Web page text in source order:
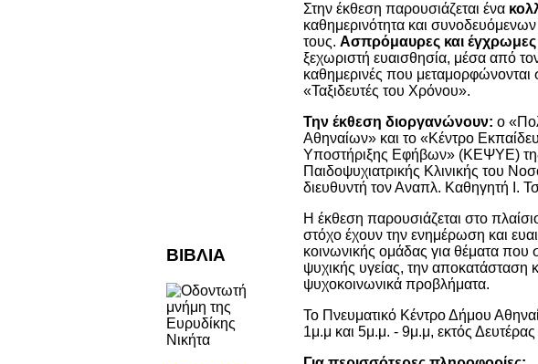
ΒΙΒΛΙΑ
Στην έκθεση παρουσιάζεται ένα
καθημερινότητα και
τους. Ασπρόμαυρες και
ξεχωριστή ευαισθησία, μέσα από
καθημερινές που
«Ταξιδευτές του Χρόνου».
Την έκθεση διοργανώνουν: ο
Αθηναίων» και το «Κέντρο
Υποστήριξης Εφήβων» (ΚΕΨΥΕ)
Παιδοψυχιατρικής Κλινικής του
διευθυντή τον Αναπλ. Καθηγητή Ι.
Η έκθεση παρουσιάζεται στο
στόχο έχουν την ενημέρωση και
κοινωνικής ομάδας για θέματα που
ψυχικής υγείας, την αποκατάσταση
ψυχοκοινωνικά προβλήματα.
Το Πνευματικό Κέντρο Δήμου
1μ.μ και 5μ.μ. - 9μ.μ, εκτός